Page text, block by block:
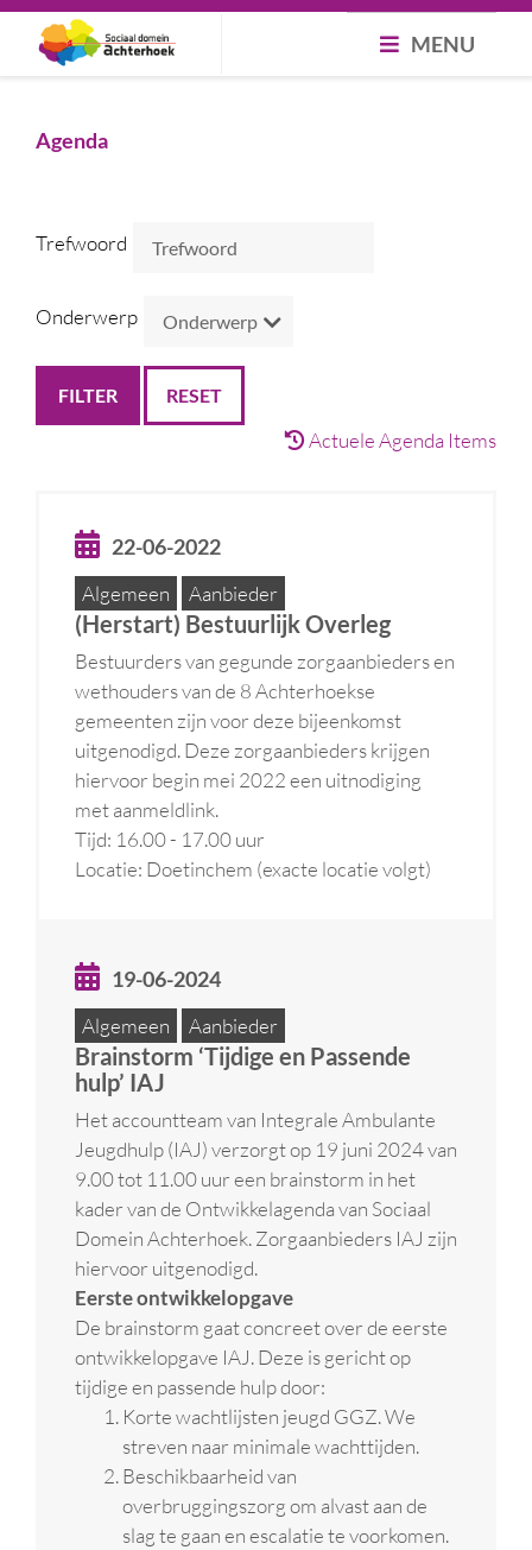
MENU
Agenda
Trefwoord
Onderwerp
RESET
Actuele Agenda Items
22-06-2022
Algemeen Aanbieder
(Herstart) Bestuurlijk Overleg
Bestuurders van gegunde zorgaanbieders en
wethouders van de 8 Achterhoekse
gemeenten zijn voor deze bijeenkomst
uitgenodigd. Deze zorgaanbieders krijgen
hiervoor begin mei 2022 een uitnodiging
met aanmeldlink.
Tijd: 16.00 - 17.00 uur
Locatie: Doetinchem (exacte locatie volgt)
19-06-2024
Algemeen Aanbieder
Brainstorm ‘Tijdige en Passende
hulp’ IAJ
Het accountteam van Integrale Ambulante
Jeugdhulp (IAJ) verzorgt op 19 juni 2024 van
9.00 tot 11.00 uur een brainstorm in het
kader van de Ontwikkelagenda van Sociaal
Domein Achterhoek. Zorgaanbieders IAJ zijn
hiervoor uitgenodigd.
Eerste ontwikkelopgave
De brainstorm gaat concreet over de eerste
ontwikkelopgave IAJ. Deze is gericht op
tijdige en passende hulp door:
Korte wachtlijsten jeugd GGZ. We
streven naar minimale wachttijden.
Beschikbaarheid van
overbruggingszorg om alvast aan de
slag te gaan en escalatie te voorkomen.